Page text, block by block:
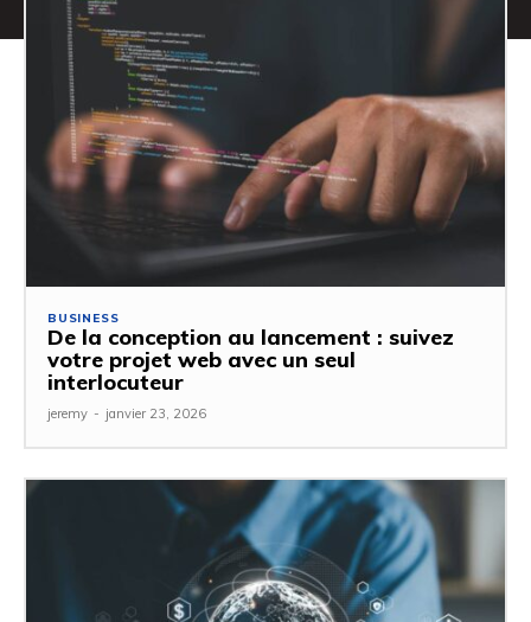
BUSINESS
De la conception au lancement : suivez
votre projet web avec un seul
interlocuteur
jeremy - janvier 23, 2026